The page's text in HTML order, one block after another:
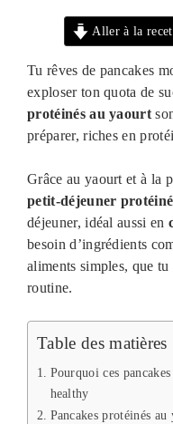
Aller à la
Tu rêves de pancakes
exploser ton quota de
protéinés au yaourt
préparer, riches en
Grâce au yaourt et à la
petit-déjeuner protéiné
déjeuner, idéal aussi en
besoin d’ingrédients
aliments simples, que
routine.
Table des matières
Pourquoi ces
healthy
Pancakes protéinés